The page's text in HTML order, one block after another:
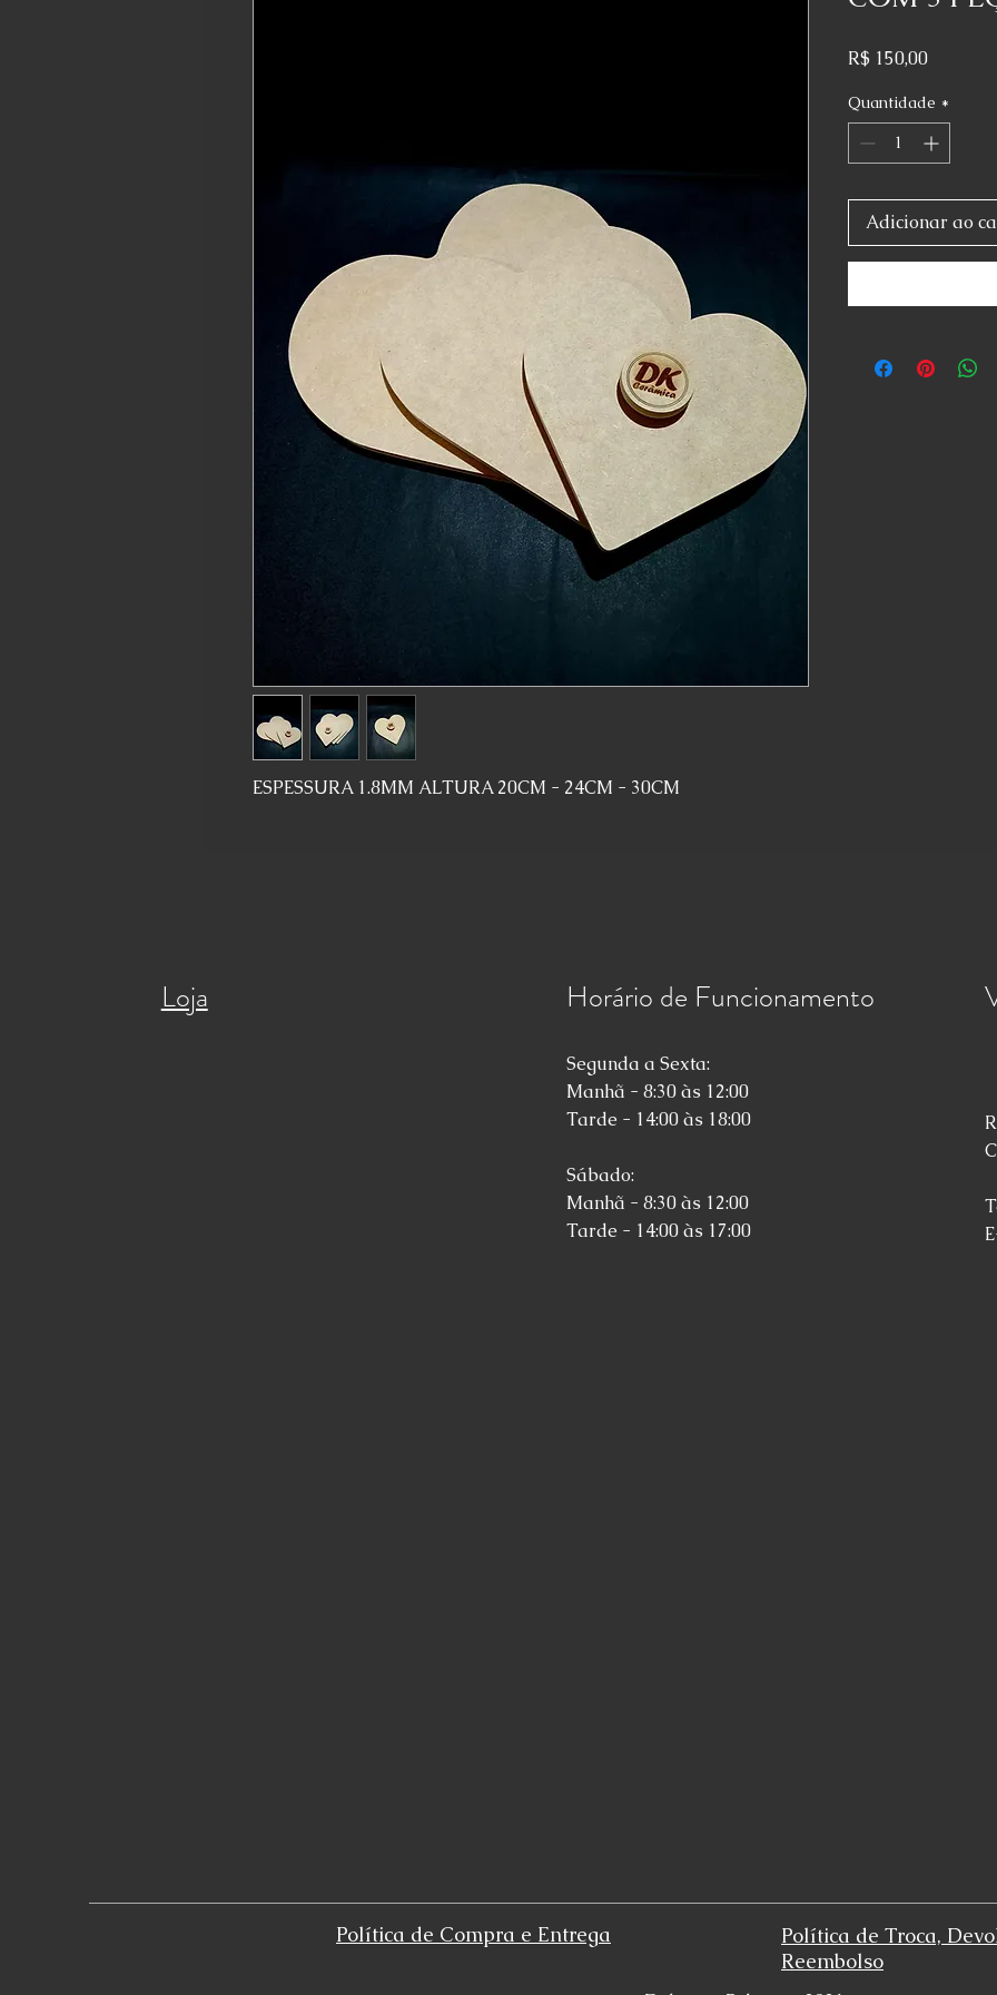
ESPESSURA 1.8MM ALTURA 20CM - 24CM - 30CM
R$ 150,00Preço
Quantidade *
Adicionar ao
Loja Horário de Funcionamento
Segunda a Sexta:
Manhã - 8:30 às 12:00
Tarde - 14:00 às 18:00
Sábado:
Manhã - 8:30 às 12:00
Tarde - 14:00 às 17:00
Política de Compra e Entrega
Política de Troca,
Reembolso